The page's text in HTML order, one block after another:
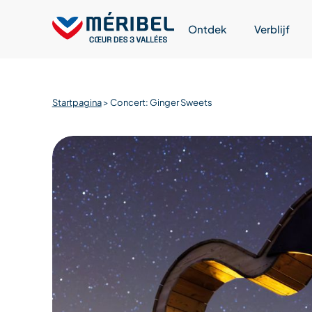
Ontdek Verblijf
Startpagina>Concert: Ginger Sweets